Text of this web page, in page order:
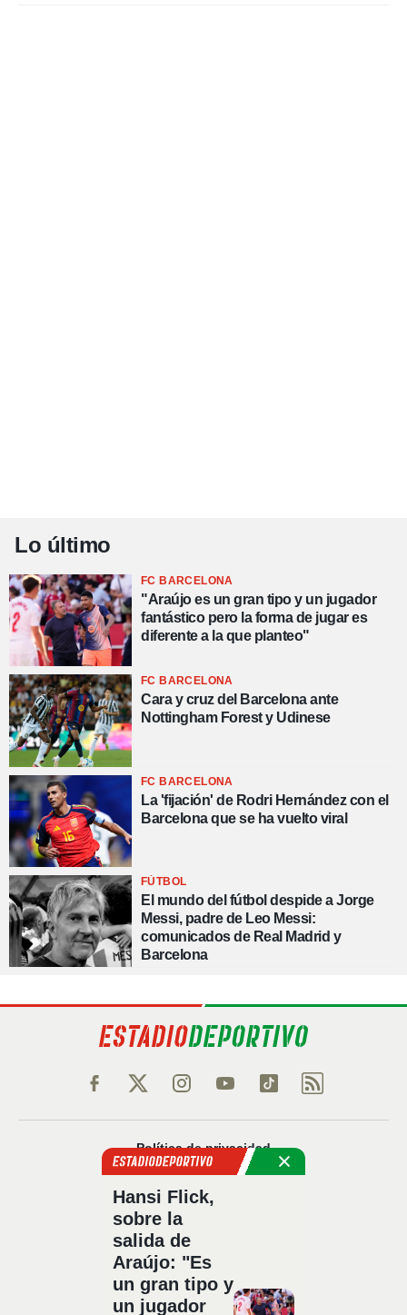
Lo último
FC BARCELONA
"Araújo es un gran tipo y un jugador
fantástico pero la forma de jugar es
diferente a la que planteo"
FC BARCELONA
Cara y cruz del Barcelona ante
Nottingham Forest y Udinese
FC BARCELONA
La 'fijación' de Rodri Hernández con el
Barcelona que se ha vuelto viral
FÚTBOL
El mundo del fútbol despide a Jorge
Messi, padre de Leo Messi:
comunicados de Real Madrid y
Barcelona
Política de privacidad
Política de cookies
Política Comercial
Aviso legal
Configuración de privacidad
Sobre nosotros
Código Ético
Hansi Flick,
sobre la
salida de
Araújo: "Es
un gran tipo y
un jugador